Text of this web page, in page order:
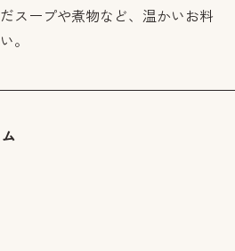
スープや煮物など、温かいお料
。